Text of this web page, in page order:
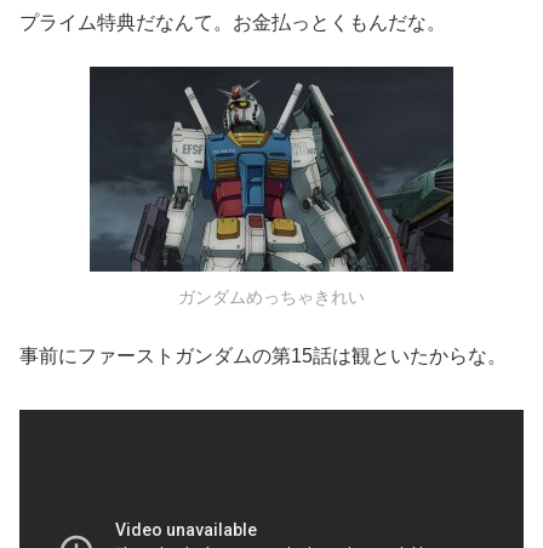
プライム特典だなんて。お金払っとくもんだな。
ガンダムめっちゃきれい
事前にファーストガンダムの第15話は観といたからな。